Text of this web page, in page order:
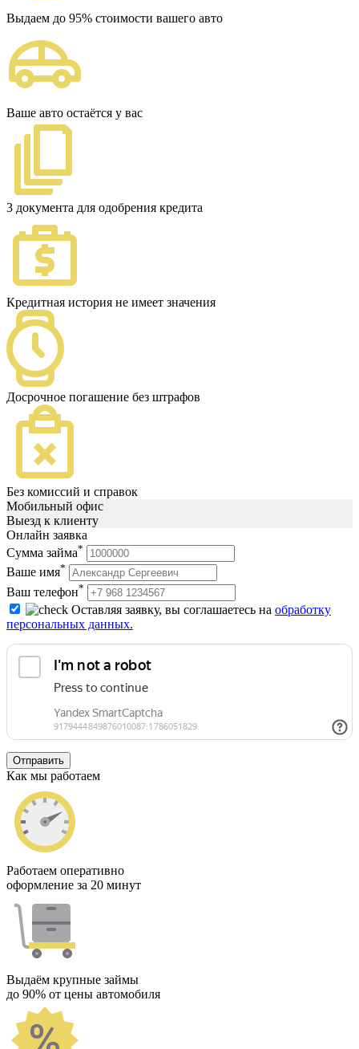
Выдаем до 95% стоимости вашего авто
Ваше авто остаётся у вас
3 документа для одобрения кредита
Кредитная история не имеет значения
Досрочное погашение без штрафов
Без комиссий и справок
Мобильный офис
Выезд к клиенту
Онлайн заявка
Сумма займа*
Ваше имя*
Ваш телефон*
Оставляя заявку, вы соглашаетесь на обработку
персональных данных.
Отправить
Как мы работаем
Работаем оперативно
оформление за 20 минут
Выдаём крупные займы
до 90% от цены автомобиля